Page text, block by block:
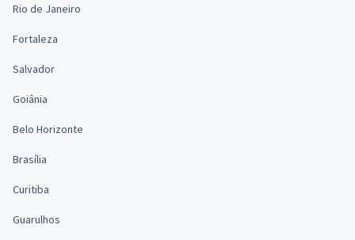
Rio de Janeiro
Fortaleza
Salvador
Goiânia
Belo Horizonte
Brasília
Curitiba
Guarulhos